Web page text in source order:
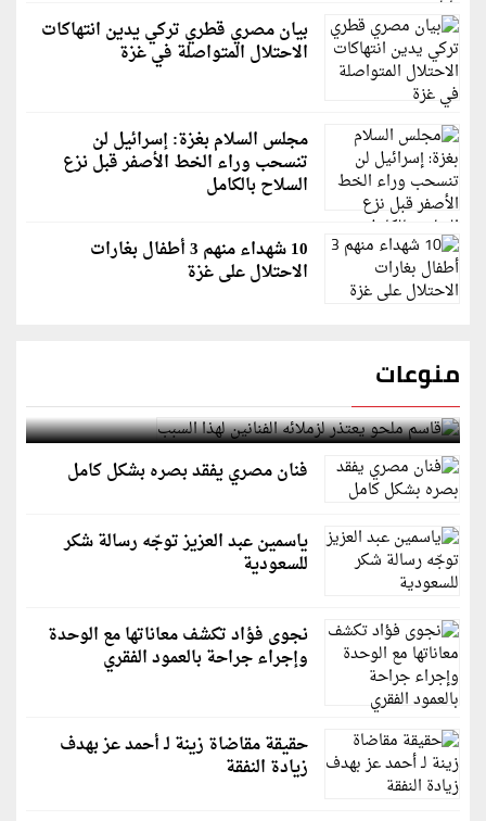
بيان مصري قطري تركي يدين انتهاكات
الاحتلال المتواصلة في غزة
مجلس السلام بغزة: إسرائيل لن
تنسحب وراء الخط الأصفر قبل نزع
السلاح بالكامل
10 شهداء منهم 3 أطفال بغارات
الاحتلال على غزة
منوعات
قاسم ملحو يعتذر لزملائه الفنانين لهذا السبب
فنان مصري يفقد بصره بشكل كامل
ياسمين عبد العزيز توجّه رسالة شكر
للسعودية
نجوى فؤاد تكشف معاناتها مع الوحدة
وإجراء جراحة بالعمود الفقري
حقيقة مقاضاة زينة لـ أحمد عز بهدف
زيادة النفقة